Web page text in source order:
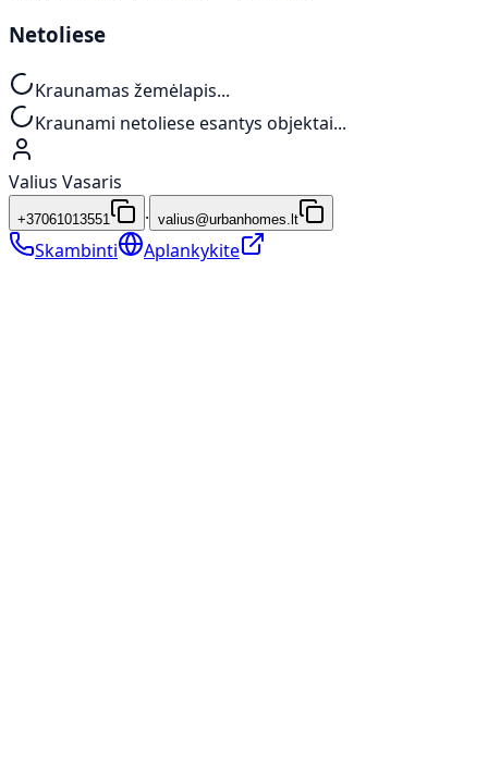
Netoliese
Kraunamas žemėlapis...
Kraunami netoliese esantys objektai...
Valius Vasaris
+37061013551 · valius@urbanhomes.lt
Skambinti Aplankykite